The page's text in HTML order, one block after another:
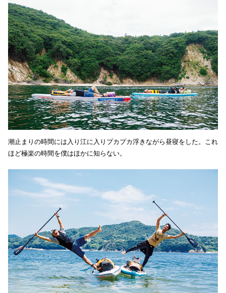
潮止まりの時間には入り江に入りプカプカ浮きながら昼寝をした。これ
ほど極楽の時間を僕はほかに知らない。